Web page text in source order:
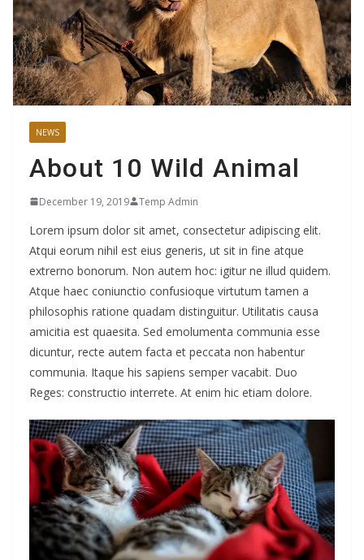
NEWS
About 10 Wild Animal
December 19, 2019 Temp Admin
Lorem ipsum dolor sit amet, consectetur adipiscing elit.
Atqui eorum nihil est eius generis, ut sit in fine atque
extrerno bonorum. Non autem hoc: igitur ne illud quidem.
Atque haec coniunctio confusioque virtutum tamen a
philosophis ratione quadam distinguitur. Utilitatis causa
amicitia est quaesita. Sed emolumenta communia esse
dicuntur, recte autem facta et peccata non habentur
communia. Itaque his sapiens semper vacabit. Duo
Reges: constructio interrete. At enim hic etiam dolore.